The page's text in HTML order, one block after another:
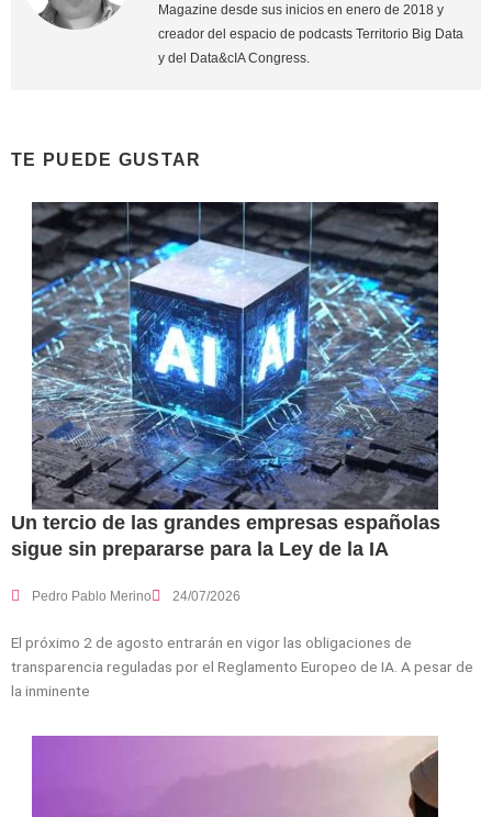
Magazine desde sus inicios en enero de 2018 y
creador del espacio de podcasts Territorio Big Data
y del Data&cIA Congress.
TE PUEDE GUSTAR
Un tercio de las grandes empresas españolas
sigue sin prepararse para la Ley de la IA
Pedro Pablo Merino 24/07/2026
El próximo 2 de agosto entrarán en vigor las obligaciones de
transparencia reguladas por el Reglamento Europeo de IA. A pesar de
la inminente